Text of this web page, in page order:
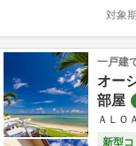
対象
一戸建
オー
部屋
ＡＬ
新型